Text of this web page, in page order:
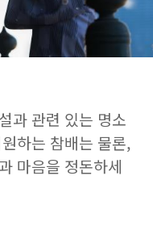
과 관련 있는 명소
하는 참배는 물론,
마음을 정돈하세